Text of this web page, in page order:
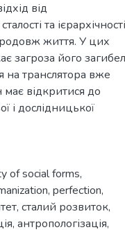
від
та
життя. У цих
загроза його
на транслятора вже
має відкритися до
і дослідницької
of social forms,
, perfection,
, сталий розвиток,
, антропологізація,